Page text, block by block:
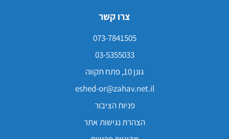
צרו קשר
073-7841505
03-5355033
גונן 10, פתח תקווה
eshed-or@zahav.net.il
פניות הציבור
הצהרת נגישות אתר